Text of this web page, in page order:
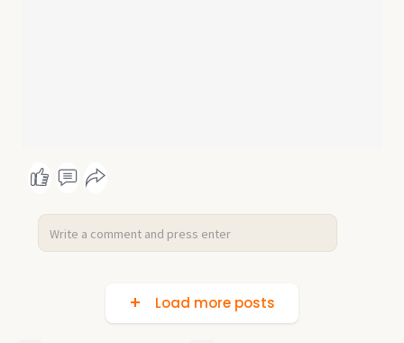
Load more posts